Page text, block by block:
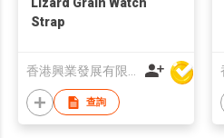
Strap
香港興業發展有限公司
查詢